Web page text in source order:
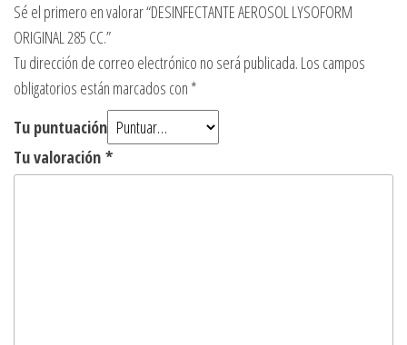
Sé el primero en valorar “DESINFECTANTE AEROSOL LYSOFORM
ORIGINAL 285 CC.”
Tu dirección de correo electrónico no será publicada. Los campos
obligatorios están marcados con *
Tu puntuación
Tu valoración *